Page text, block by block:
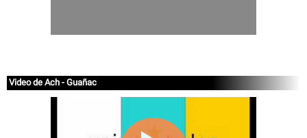
Video de Ach - Guañac